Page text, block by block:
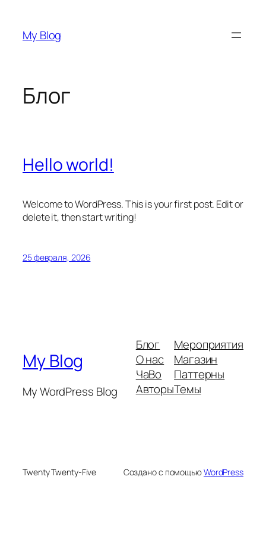
содержимому
My Blog
Блог
Hello world!
Welcome to WordPress. This is your first post. Edit or
delete it, then start writing!
25 февраля, 2026
My Blog
My WordPress Blog
Блог
О нас
ЧаВо
Авторы
Мероприятия
Магазин
Паттерны
Темы
Twenty Twenty-Five Создано с помощьюWordPress